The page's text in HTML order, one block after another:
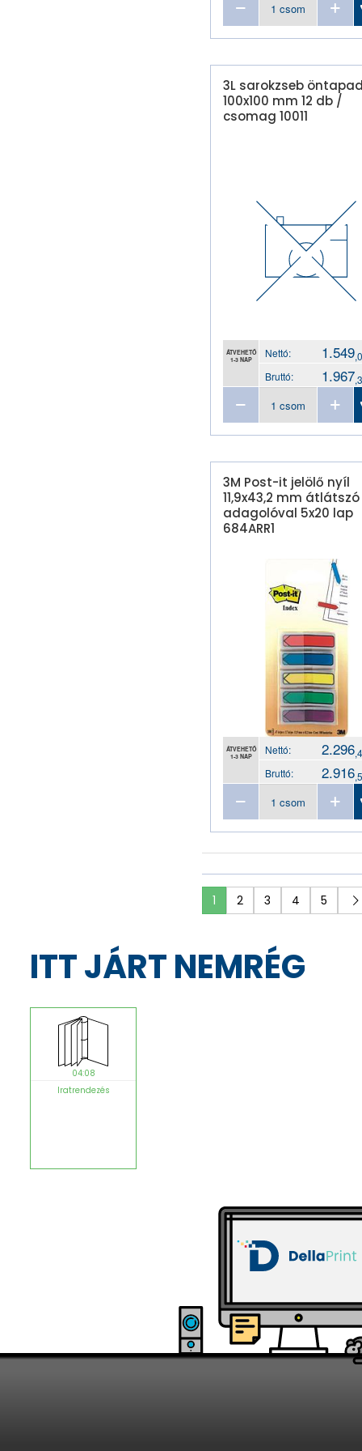
3L sarokzseb
100x100 mm 12 db /
csomag 10011
ÁTVEHETŐ
1-3 NAP
Nettó: 1.549
Bruttó: 1.967
3M Post-it jelölő nyíl
11,9x43,2 mm átlátszó
adagolóval 5x20 lap
684ARR1
ÁTVEHETŐ
1-3 NAP
Nettó: 2.296
Bruttó: 2.916
1 2 3 4 5
ITT JÁRT NEMRÉG
04:08
Iratrendezés